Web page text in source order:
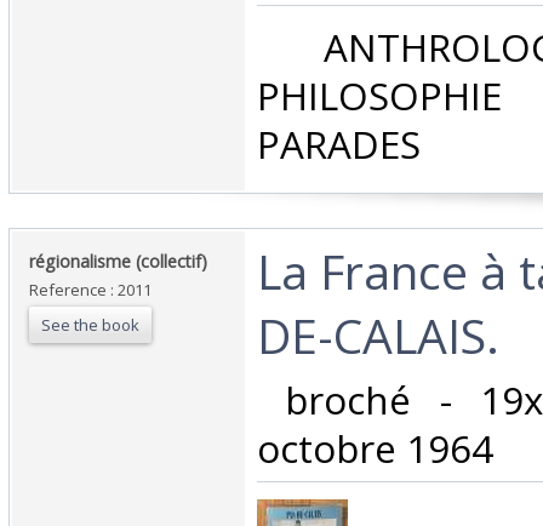
PHILOSOPHIE
PARADES‎
‎régionalisme (collectif)‎
Reference : 2011
See the book
‎La France à
DE-CALAIS.‎
broché -
octobre 1964‎